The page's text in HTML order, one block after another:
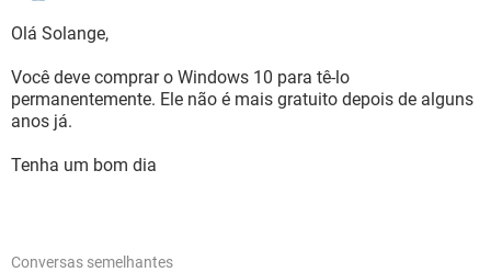
Olá Solange,
Você deve comprar o Windows 10 para tê-lo
permanentemente. Ele não é mais gratuito depois de alguns
anos já.
Tenha um bom dia
Conversas semelhantes